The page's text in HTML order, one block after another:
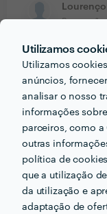
Utilizamos
Utilizamos
anúncios,
analisar o nosso
informações
parceiros, como
outras
política de
que a utilização
da utilização e
adaptação de
Reparação
11 Set 2018
Tentou mas a
descontinuada.
de modo mais
Pedro
Reparação
28 Jul 2018
Excelente